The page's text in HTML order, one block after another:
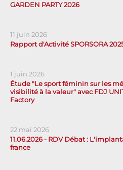
GARDEN PARTY 2026
11 juin 2026
Rapport d'Activité SPORSORA
1 juin 2026
Étude "Le sport féminin sur les
visibilité à la valeur" avec FDJ
Factory
22 mai 2026
11.06.2026 - RDV Débat :
france